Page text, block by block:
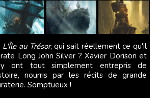
L'Île au Trésor, qui sait réellement ce qu'il
Long John Silver ? Xavier Dorison et
ont tout simplement entrepris de
nourris par les récits de grande
Somptueux !